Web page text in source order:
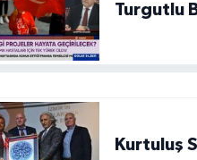
Turgutlu
Kurtuluş